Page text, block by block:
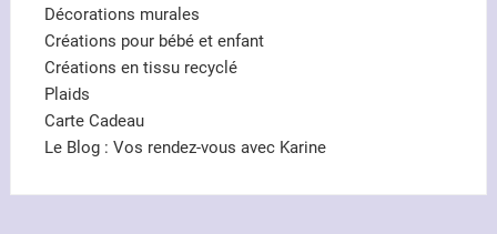
Décorations murales
Créations pour bébé et enfant
Créations en tissu recyclé
Plaids
Carte Cadeau
Le Blog : Vos rendez-vous avec Karine